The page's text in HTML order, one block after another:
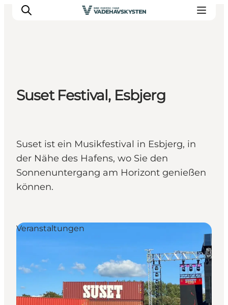
Ribe
Esbjerg
Wattenmeer
Essen und Schlafen
Veranstaltungen
Suset Festival, Esbjerg
Suset ist ein Musikfestival in Esbjerg, in
der Nähe des Hafens, wo Sie den
Sonnenuntergang am Horizont genießen
können.
Veranstaltungen